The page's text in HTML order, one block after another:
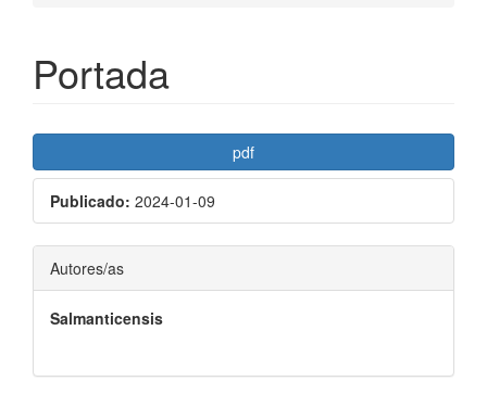
Portada
Barra
lateral
del
artículo
pdf
Publicado: 2024-01-09
Contenido
principal
del
artículo
Autores/as
Salmanticensis